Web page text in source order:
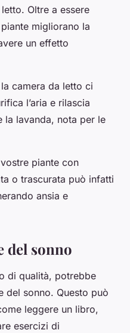
Oltre a essere
migliorano la
un effetto
camera da letto ci
l’aria e rilascia
la lavanda, nota per le
piante con
o trascurata può infatti
ansia e
del sonno
di qualità, potrebbe
del sonno. Questo può
leggere un libro,
esercizi di